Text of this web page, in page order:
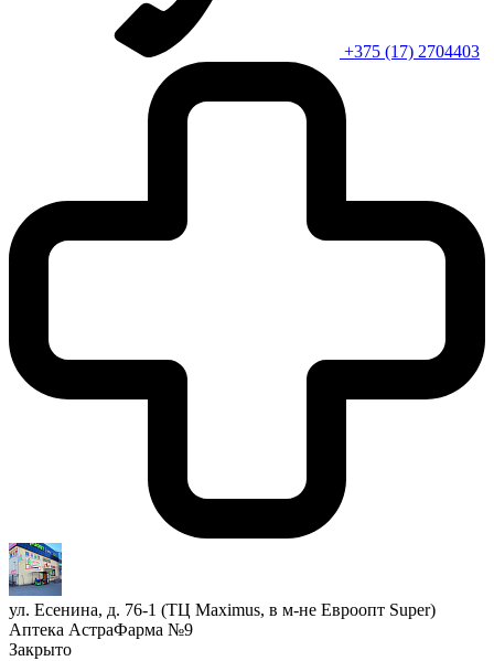
+375 (17) 2704403
ул. Есенина, д. 76-1 (ТЦ Maximus, в м-не Евроопт Super)
Аптека АстраФарма №9
Закрыто